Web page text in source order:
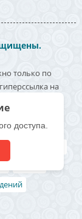
только по
на
доступа.